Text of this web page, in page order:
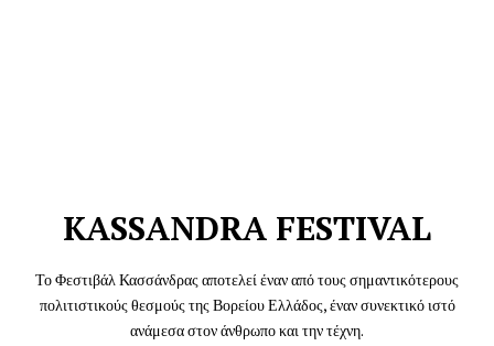
KASSANDRA FESTIVAL
Το Φεστιβάλ Κασσάνδρας αποτελεί έναν από τους σημαντικότερους
πολιτιστικούς θεσμούς της Βορείου Ελλάδος, έναν συνεκτικό ιστό
ανάμεσα στον άνθρωπο και την τέχνη.